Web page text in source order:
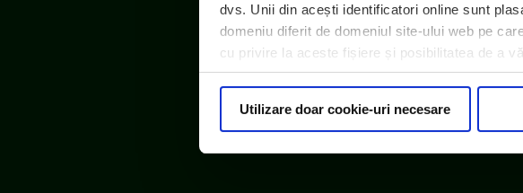
dvs. Unii din acești identificatori online sunt
domeniu diferit de domeniul site-ului web pe
cu privire la aceste fișiere și posibilitatea de a
Utilizare doar cookie-uri necesare